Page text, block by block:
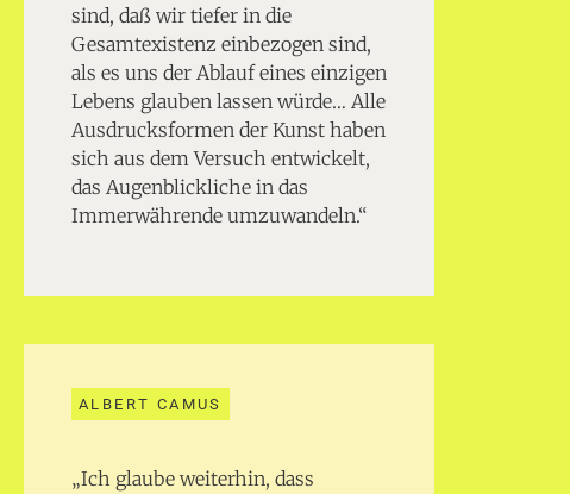
sind, daß wir tiefer in die
Gesamtexistenz einbezogen sind,
als es uns der Ablauf eines einzigen
Lebens glauben lassen würde… Alle
Ausdrucksformen der Kunst haben
sich aus dem Versuch entwickelt,
das Augenblickliche in das
Immerwährende umzuwandeln.“
ALBERT CAMUS
„Ich glaube weiterhin, dass